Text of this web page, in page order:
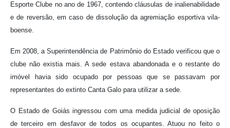
Esporte Clube no ano de 1967, contendo cláusulas de inalienabilidade
e de reversão, em caso de dissolução da agremiação esportiva vila-
boense.
Em 2008, a Superintendência de Patrimônio do Estado verificou que o
clube não existia mais. A sede estava abandonada e o restante do
imóvel havia sido ocupado por pessoas que se passavam por
representantes do extinto Canta Galo para utilizar a sede.
O Estado de Goiás ingressou com uma medida judicial de oposição
de terceiro em desfavor de todos os ocupantes. Atuou no feito o